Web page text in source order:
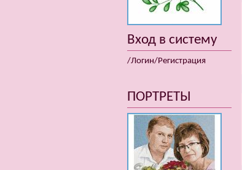
Вход в систему
/Логин/Регистрация
ПОРТРЕТЫ